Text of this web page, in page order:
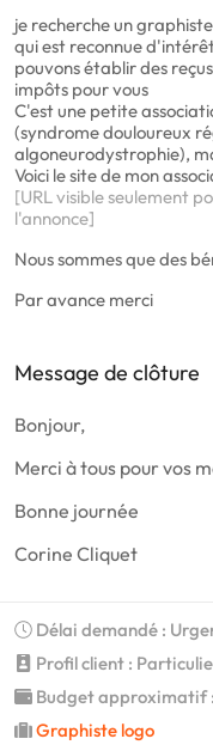
je recherche un
qui est reconnue
pouvons établir des
impôts pour vous
C'est une petite
(syndrome douloureux
algoneurodystrophie),
Voici le site de mon
[URL visible seulement
l'annonce]
Nous sommes que des
Par avance merci
Message de clôture
Bonjour,
Merci à tous pour vos
Bonne journée
Corine Cliquet
Délai demandé :
Profil client :
Budget approximatif
Graphiste logo